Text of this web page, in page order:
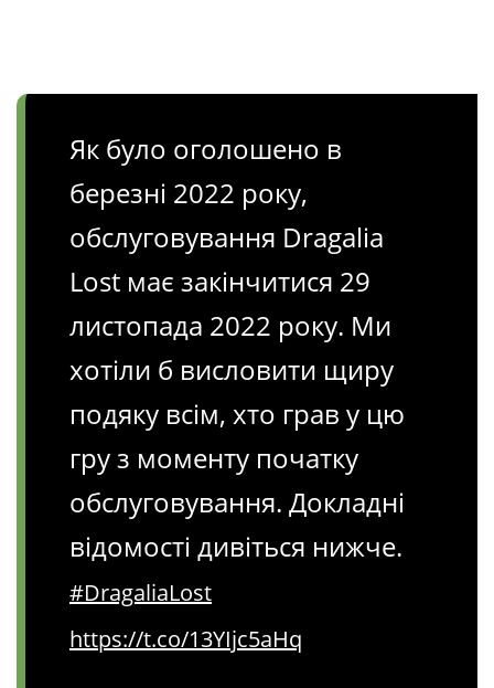
Як було оголошено в
березні 2022 року,
обслуговування Dragalia
Lost має закінчитися 29
листопада 2022 року. Ми
хотіли б висловити щиру
подяку всім, хто грав у цю
гру з моменту початку
обслуговування. Докладні
відомості дивіться нижче.
#DragaliaLost
https://t.co/13YIjc5aHq